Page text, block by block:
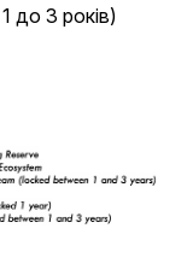
до 3 років)